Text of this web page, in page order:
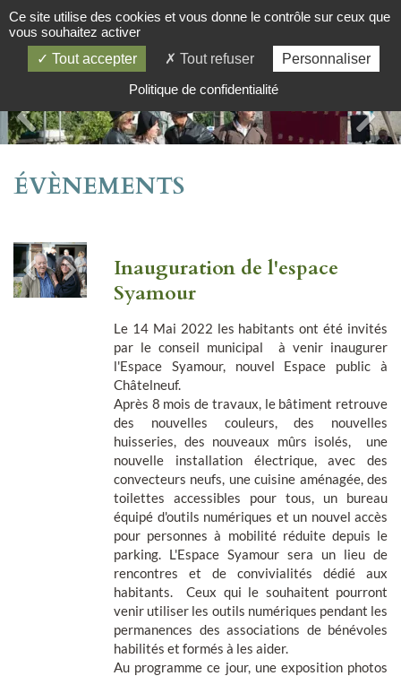
ÉVÈNEMENTS
Inauguration de l'espace
Syamour
Le 14 Mai 2022 les habitants ont été invités
par le conseil municipal à venir inaugurer
l'Espace Syamour, nouvel Espace public à
Châtelneuf.
Après 8 mois de travaux, le bâtiment retrouve
des nouvelles couleurs, des nouvelles
huisseries, des nouveaux mûrs isolés, une
nouvelle installation électrique, avec des
convecteurs neufs, une cuisine aménagée, des
toilettes accessibles pour tous, un bureau
équipé d'outils numériques et un nouvel accès
pour personnes à mobilité réduite depuis le
parking. L'Espace Syamour sera un lieu de
rencontres et de convivialités dédié aux
habitants. Ceux qui le souhaitent pourront
venir utiliser les outils numériques pendant les
permanences des associations de bénévoles
habilités et formés à les aider.
Au programme ce jour, une exposition photos
Ce site utilise des cookies et vous donne le contrôle sur ceux que
vous souhaitez activer
Tout accepter
Tout refuser
Personnaliser
Politique de confidentialité